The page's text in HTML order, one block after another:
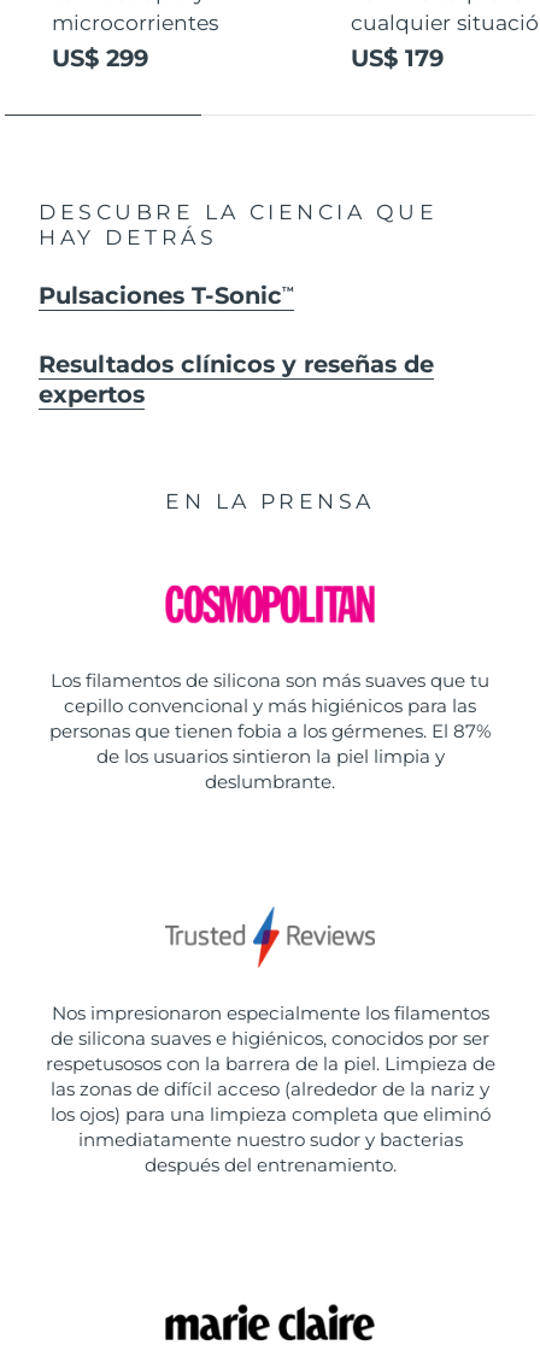
microcorrientes
US$ 299
cualquier
US$ 179
DESCUBRE LA CIENCIA QUE
HAY DETRÁS
Pulsaciones T-SonicTM
Resultados clínicos y reseñas de
expertos
EN LA PRENSA
Los filamentos de silicona son más suaves que tu
cepillo convencional y más higiénicos para las
personas que tienen fobia a los gérmenes. El 87%
de los usuarios sintieron la piel limpia y
deslumbrante.
Nos impresionaron especialmente los filamentos
de silicona suaves e higiénicos, conocidos por ser
respetusosos con la barrera de la piel. Limpieza de
las zonas de difícil acceso (alrededor de la nariz y
los ojos) para una limpieza completa que eliminó
inmediatamente nuestro sudor y bacterias
después del entrenamiento.